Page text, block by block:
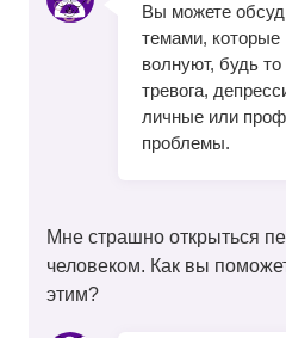
Вы можете
темами, которые
волнуют, будь
тревога,
личные или
проблемы.
Мне страшно открыться
человеком. Как вы
этим?